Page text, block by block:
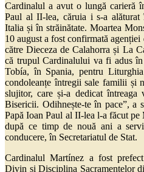
Cardinalul a avut o lungă carieră
Paul al II-lea, căruia i s-a alăturat
Italia și în străinătate. Moartea
10 august a fost confirmată
către Dieceza de Calahorra și La
că trupul Cardinalului va fi adus
Tobía, în Spania, pentru
condoleanțe întregii sale familii și
slujitor, care și-a dedicat
Bisericii. Odihnește-te în pace”, a
Papă Ioan Paul al II-lea l-a făcut
după ce timp de nouă ani a
conducere, în Secretariatul de Stat.
Cardinalul Martínez a fost
Divin și Disciplina Sacramentelor